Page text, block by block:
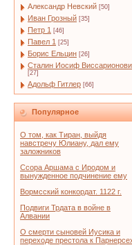
Александр Невский [50]
Иван Грозный [35]
Петр 1 [46]
Павел 1 [25]
Борис Ельцин [26]
Сталин Иосиф
[27]
Адольф Гитлер [66]
Популярное
О том, как Тиран, выйдя
навстречу Юлиану, дал ему
заложников
Ссора Аршама с Иродом и
вынужденное подчинение ему
Вормсский конкордат. 1122 г.
Подвиги Трдата в войне в
Алвании
О смерти сыновей Иусика и
переходе престола к